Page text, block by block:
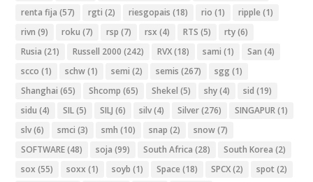
renta fija (57) rgti (2) riesgopais (18) rio (1) ripple (1)
rivn (9) roku (7) rsp (7) rsx (4) RTS (5) rty(6)
Rusia (21) Russell 2000 (242) RVX(18) sami (1) San (4)
scco (1) schw(1) semi (2) semis (267) sgg (1)
Shanghai (65) Shcomp (65) Shekel (5) shy(4) sid (19)
sidu (4) SIL(5) SILJ (6) silv(4) Silver(276) SINGAPUR(1)
slv(6) smci (3) smh (10) snap (2) snow(7)
SOFTWARE(48) soja (99) South Africa (28) South Korea (2)
sox (55) soxx (1) soyb (1) Space (18) SPCX(2) spot (2)